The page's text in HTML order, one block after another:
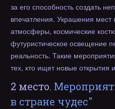
за его способность создать
впечатления. Украшения
атмосферы, космические
футуристическое освещение
реальность. Такие
тех, кто ищет новые открытия
2 место.
в стране чудес"